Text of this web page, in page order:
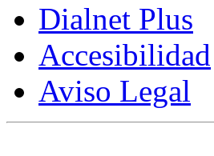
Dialnet Plus
Accesibilidad
Aviso Legal